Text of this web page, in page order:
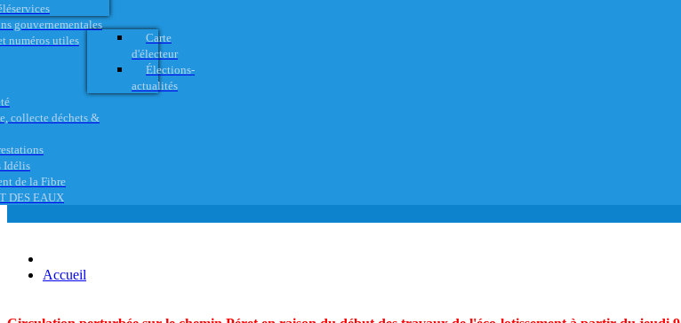
gouvernementales
numéros utiles
Carte
d'électeur
Élections-
actualités
collecte déchets &
Idélis
de la Fibre
DES EAUX
Accueil